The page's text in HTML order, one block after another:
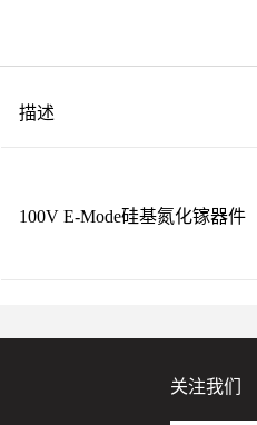
描述
100V E-Mode硅基氮化镓器件
关注我们